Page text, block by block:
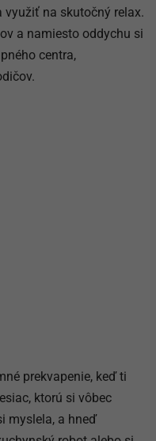
využiť na skutočný relax.
a namiesto oddychu si
centra,
prekvapenie, keď ti
ktorú si vôbec
myslela, a hneď